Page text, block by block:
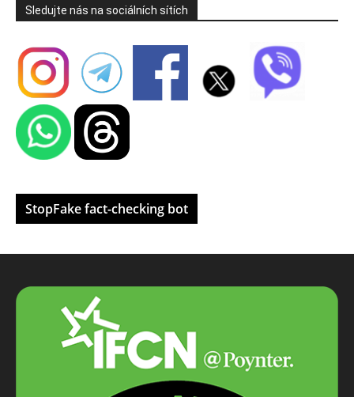
Sledujte nás na sociálních sítích
StopFake fact-checking bot